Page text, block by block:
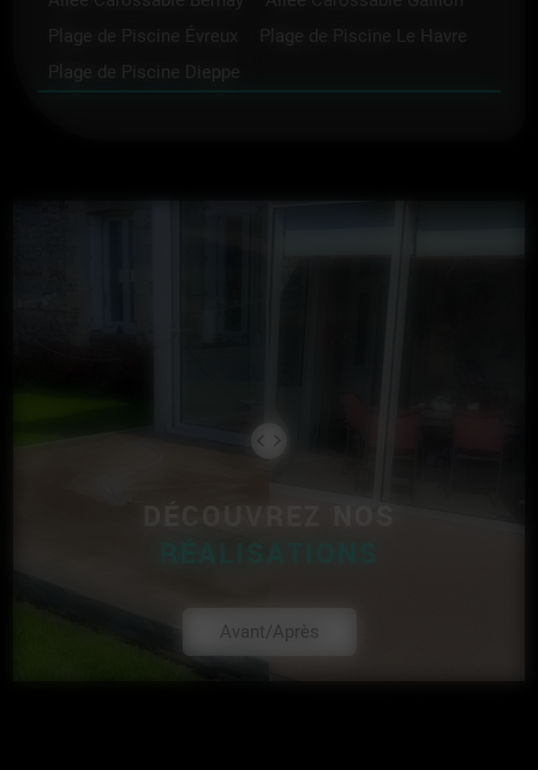
Plage de Piscine Évreux
Plage de Piscine Le Havre
Plage de Piscine Dieppe
DÉCOUVREZ NOS
Avant/Après